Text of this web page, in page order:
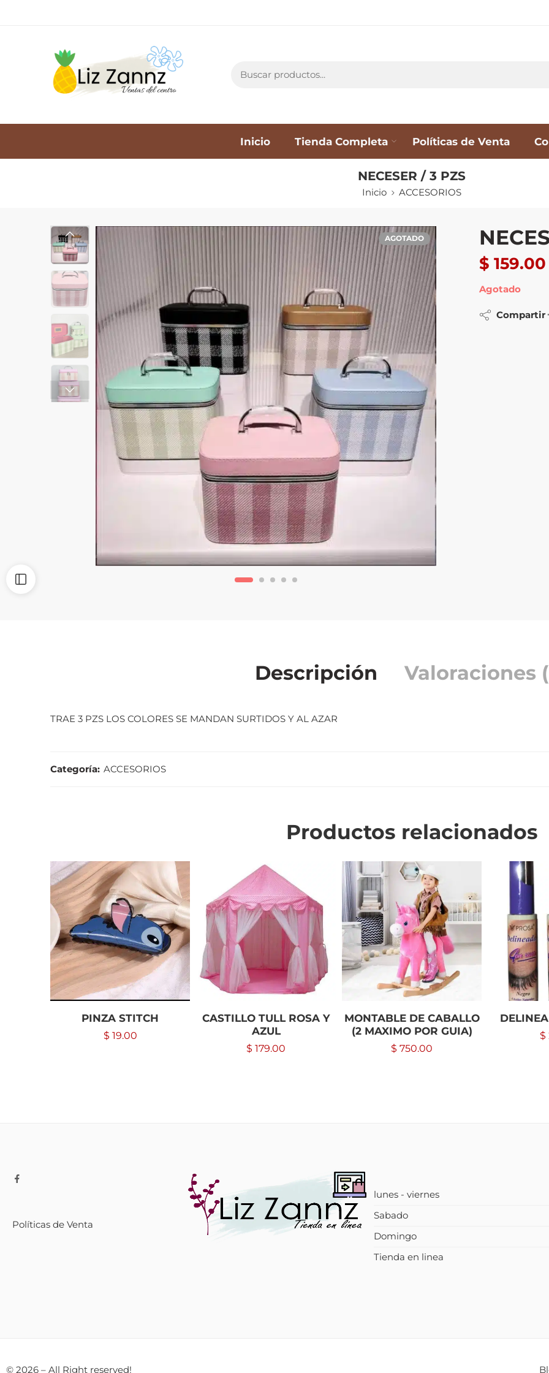
Inicio Tienda Completa Políticas de Venta
NECESER / 3 PZS
Inicio ACCESORIOS
AGOTADO
$ 159.00
Agotado
Compartir
Descripción Valoraciones
TRAE 3 PZS LOS COLORES SE MANDAN SURTIDOS Y AL AZAR
Categoría: ACCESORIOS
Productos relacionados
PINZA STITCH
$ 19.00
CASTILLO TULL ROSA Y
AZUL
$ 179.00
MONTABLE DE CABALLO
(2 MAXIMO POR GUIA)
$ 750.00
$
Políticas de Venta
lunes - viernes
Sabado
Domingo
Tienda en linea
© 2026 – All Right reserved!